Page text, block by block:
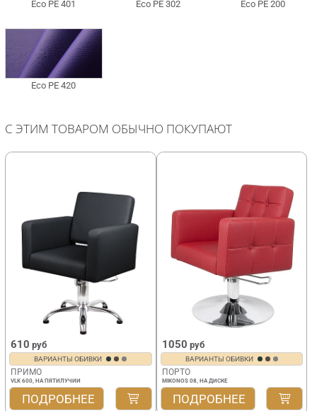
С ЭТИМ ТОВАРОМ ОБЫЧНО ПОКУПАЮТ
610 руб
ВАРИАНТЫ ОБИВКИ
ПРИМО
VLK 600, НА ПЯТИЛУЧИИ
ПОДРОБНЕЕ
1050 руб
ВАРИАНТЫ ОБИВКИ
ПОРТО
MIKONOS 08, НА ДИСКЕ
ПОДРОБНЕЕ